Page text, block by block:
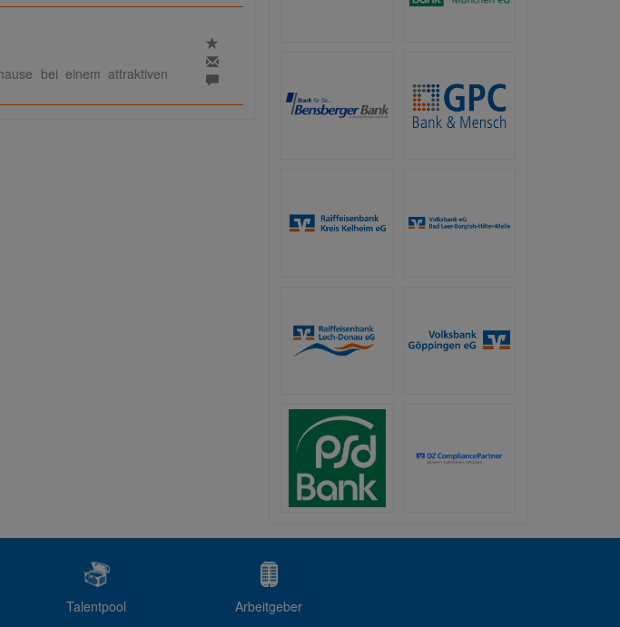
bei einem attraktiven
Talentpool Arbeitgeber